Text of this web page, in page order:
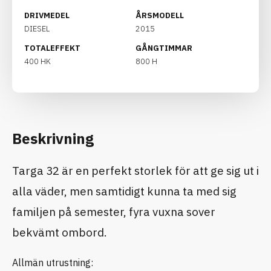
DRIVMEDEL
DIESEL
ÅRSMODELL
2015
TOTALEFFEKT
400 HK
GÅNGTIMMAR
800 H
Beskrivning
Targa 32 är en perfekt storlek för att ge sig ut i
alla väder, men samtidigt kunna ta med sig
familjen på semester, fyra vuxna sover
bekvämt ombord.
Allmän utrustning: